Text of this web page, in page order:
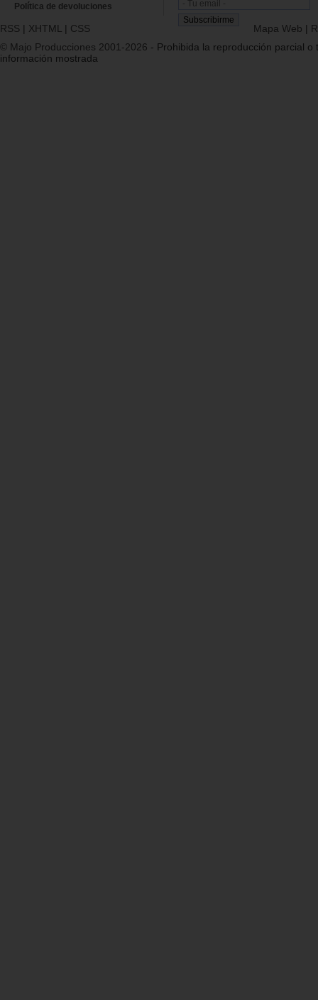
Política de devoluciones
RSS | XHTML | CSS Mapa Web |
© Majo Producciones 2001-2026 - Prohibida la reproducción parcial o
información mostrada